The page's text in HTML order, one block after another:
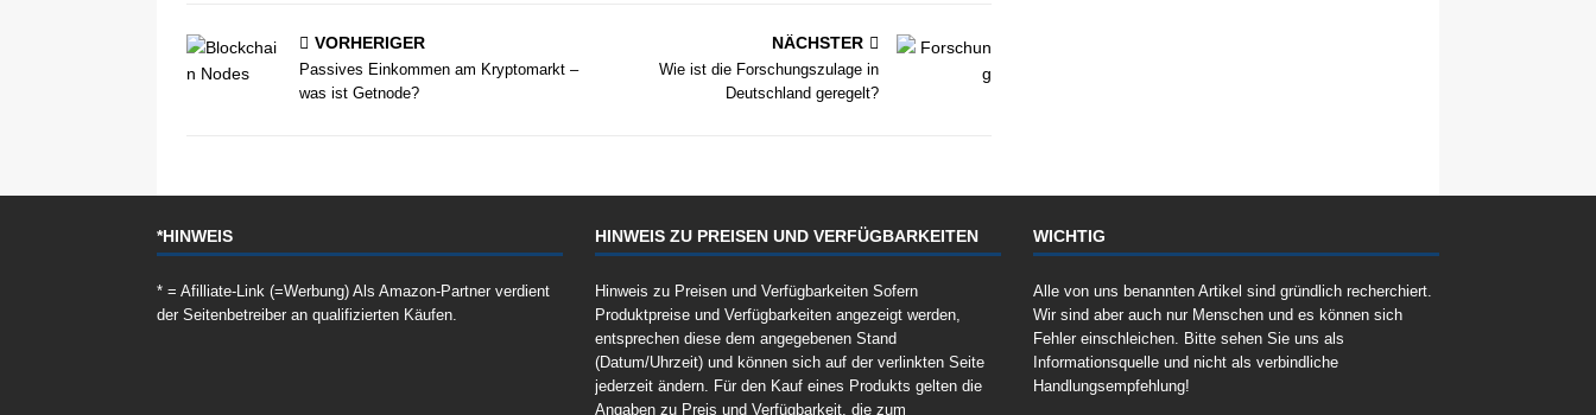
VORHERIGER
Passives Einkommen am Kryptomarkt –
was ist Getnode?
NÄCHSTER
Wie ist die Forschungszulage in
Deutschland geregelt?
*HINWEIS
* = Afilliate-Link (=Werbung) Als Amazon-Partner verdient
der Seitenbetreiber an qualifizierten Käufen.
HINWEIS ZU PREISEN UND VERFÜGBARKEITEN
Hinweis zu Preisen und Verfügbarkeiten Sofern
Produktpreise und Verfügbarkeiten angezeigt werden,
entsprechen diese dem angegebenen Stand
(Datum/Uhrzeit) und können sich auf der verlinkten Seite
jederzeit ändern. Für den Kauf eines Produkts gelten die
Angaben zu Preis und Verfügbarkeit, die zum
WICHTIG
Alle von uns benannten Artikel sind gründlich recherchiert.
Wir sind aber auch nur Menschen und es können sich
Fehler einschleichen. Bitte sehen Sie uns als
Informationsquelle und nicht als verbindliche
Handlungsempfehlung!